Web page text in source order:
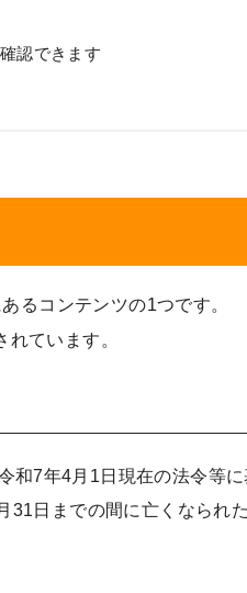
認できます
るコンテンツの1つです。
ています。
和7年4月1日現在の法令等
31日までの間に亡くなられ